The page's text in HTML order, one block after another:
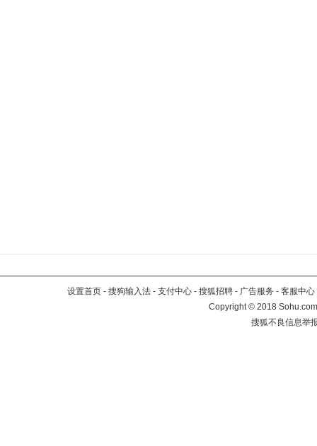
设置首页 - 搜狗输入法 - 支付中心 - 搜狐招聘 - 广告服务 - 客服中心
Copyright©2018
搜狐不良信息举